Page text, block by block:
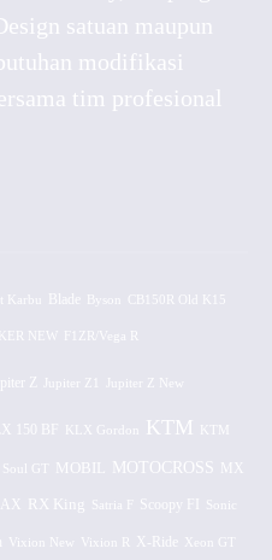
satuan maupun
modifikasi
tim profesional
CB150R Old K15
NEW F1ZR/Vega R
Z Jupiter Z1 Jupiter Z New
150 BF KLX Gordon KTM KTM
Soul GT MOBIL MOTOCROSS MX
RX King Satria F Scoopy FI Sonic
Vixion New Vixion R X-Ride Xeon GT